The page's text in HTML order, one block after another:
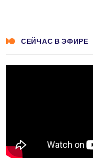
СЕЙЧАС В ЭФИРЕ